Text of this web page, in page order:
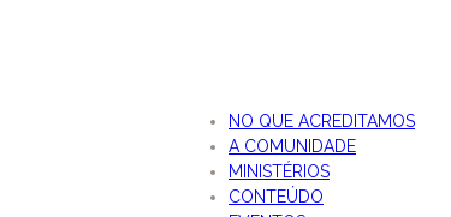
NO QUE ACREDITAMOS
A COMUNIDADE
MINISTÉRIOS
CONTEÚDO